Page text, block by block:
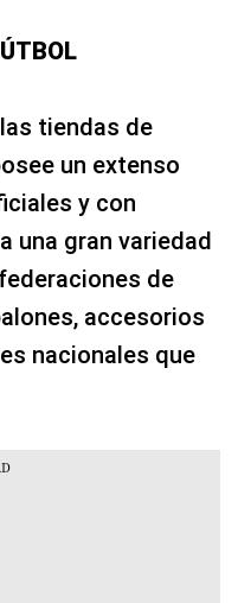
tiendas de
un extenso
y con
una gran variedad
de
accesorios
nacionales que